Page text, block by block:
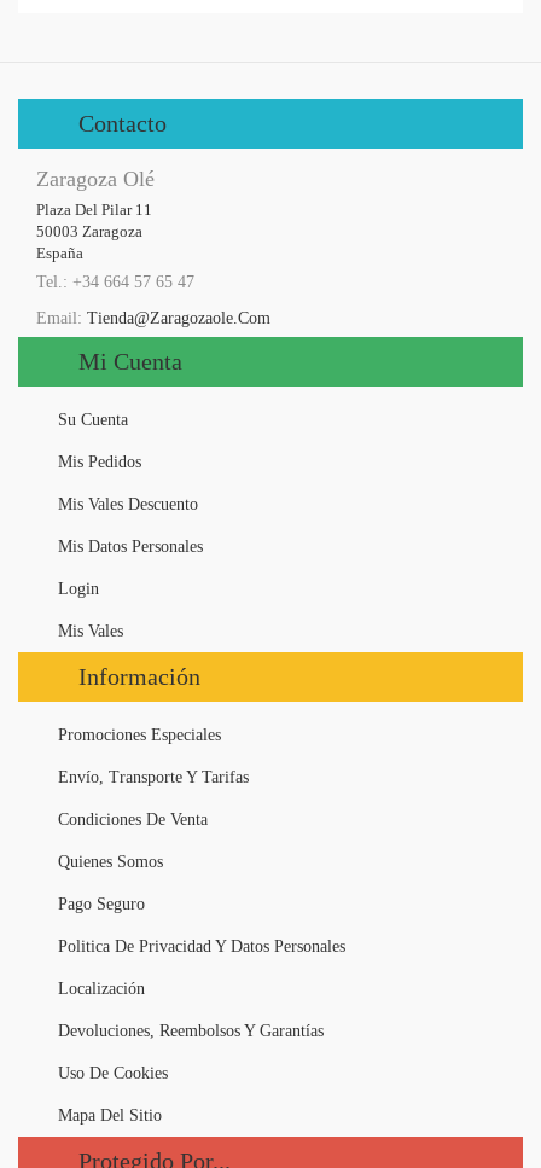
Contacto
Zaragoza Olé
Plaza Del Pilar 11
50003 Zaragoza
España
Tel.: +34 664 57 65 47
Email: Tienda@zaragozaole.com
Mi Cuenta
Su Cuenta
Mis Pedidos
Mis Vales Descuento
Mis Datos Personales
Login
Mis Vales
Información
Promociones Especiales
Envío, Transporte Y Tarifas
Condiciones De Venta
Quienes Somos
Pago Seguro
Politica De Privacidad Y Datos Personales
Localización
Devoluciones, Reembolsos Y Garantías
Uso De Cookies
Mapa Del Sitio
Protegido Por...